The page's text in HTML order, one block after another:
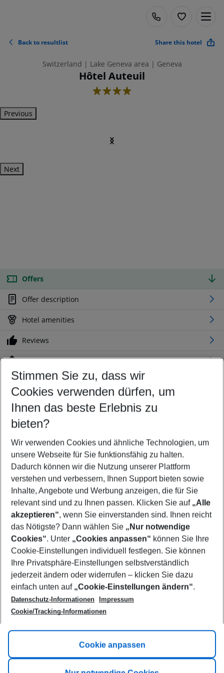
Back to resultlist Share this hotel
Switzerland | Lake Geneva area | Geneva
Hôtel Auteuil
4
Previous
Next
Offers
Offer description
Hotel amenities
Reviews
Location
Customize your offer
Find the perfect deal which suits your best
Your departure airport
Any airport
Select your date range
11/08/26–09/08/27 5-8 nights
Who will travel
2 adults No children
Show more filter
Footer
Footer navigation
Title A
Link A
Stimmen Sie zu, dass wir
Cookies verwenden dürfen, um
Ihnen das beste Erlebnis zu
bieten?
Wir verwenden Cookies und ähnliche Technologien, um
unsere Webseite für Sie funktionsfähig zu halten.
Dadurch können wir die Nutzung unserer Plattform
verstehen und verbessern, Ihnen Support bieten sowie
Inhalte, Angebote und Werbung anzeigen, die für Sie
relevant sind und zu Ihnen passen. Klicken Sie auf „Alle
akzeptieren“, wenn Sie einverstanden sind. Ihnen reicht
das Nötigste? Dann wählen Sie „Nur notwendige
Cookies“. Unter „Cookies anpassen“ können Sie Ihre
Cookie-Einstellungen individuell festlegen. Sie können
Ihre Privatsphäre-Einstellungen selbstverständlich
jederzeit ändern oder widerrufen – klicken Sie dazu
einfach unten auf „Cookie-Einstellungen ändern“.
Datenschutz-Informationen
Impressum
Cookie/Tracking-Informationen
Cookie anpassen